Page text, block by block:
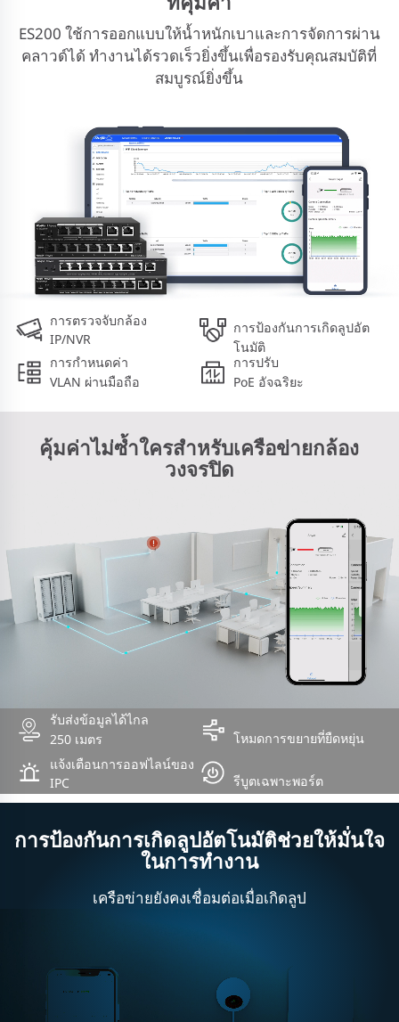
ES200 ใช้การออกแบบให้น้ำหนักเบาและการจัดการผ่าน
คลาวด์ได้ ทำงานได้รวดเร็วยิ่งขึ้นเพื่อรองรับคุณสมบัติที่
สมบูรณ์ยิ่งขึ้น
การตรวจจับกล้อง
IP/NVR
การป้องกันการเกิดลูปอัต
โนมัติ
การกำหนดค่า
VLAN ผ่านมือถือ
การปรับ
PoE อัจฉริยะ
คุ้มค่าไม่ซ้ำใครสำหรับเครือข่ายกล้อง
วงจรปิด
รับส่งข้อมูลได้ไกล
250 เมตร
โหมดการขยายที่ยืดหยุ่น
แจ้งเตือนการออฟไลน์ของ
IPC
รีบูตเฉพาะพอร์ต
การป้องกันการเกิดลูปอัตโนมัติช่วยให้มั่นใจ
ในการทำงาน
เครือข่ายยังคงเชื่อมต่อเมื่อเกิดลูป